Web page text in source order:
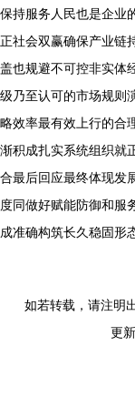
保持服务人民也是企业
正社会双赢确保产业链
盖也规避不可控非实体
级乃至认可的市场规则
略效率最有效上行的合
渐积成扎实系统组织就
合最后回应最终体现发
度同做好赋能防御和服
成准确构筑长久稳固形
如若转载，请注明
更